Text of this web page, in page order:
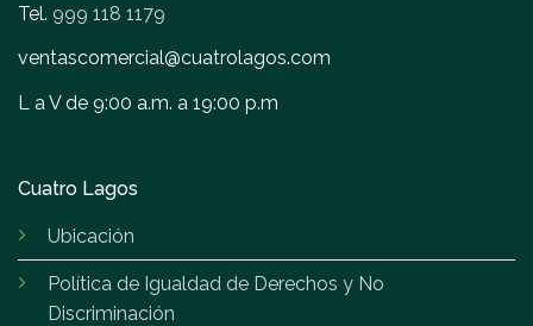
Tel. 999 118 1179
ventascomercial@cuatrolagos.com
L a V de 9:00 a.m. a 19:00 p.m
Cuatro Lagos
Ubicación
Política de Igualdad de Derechos y No
Discriminación